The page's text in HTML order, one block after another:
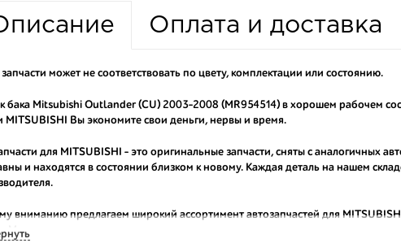
Оплата и доставка
может не соответствовать по цвету, комплектации или состоянию.
бака Mitsubishi Outlander (CU) 2003-2008 (MR954514) в хорошем рабочем
MITSUBISHI Вы экономите свои деньги, нервы и время.
для MITSUBISHI - это оригинальные запчасти, сняты с аналогичных
и находятся в состоянии близком к новому. Каждая деталь на нашем
вниманию предлагаем широкий ассортимент автозапчастей для
Мы продаем оригинальные и высококачественные запчасти, отказываясь от